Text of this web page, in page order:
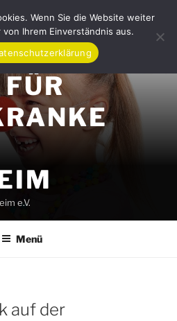
e.V.
Menü
auf der
Wenn Sie die Website weiter
Ihrem Einverständnis aus.